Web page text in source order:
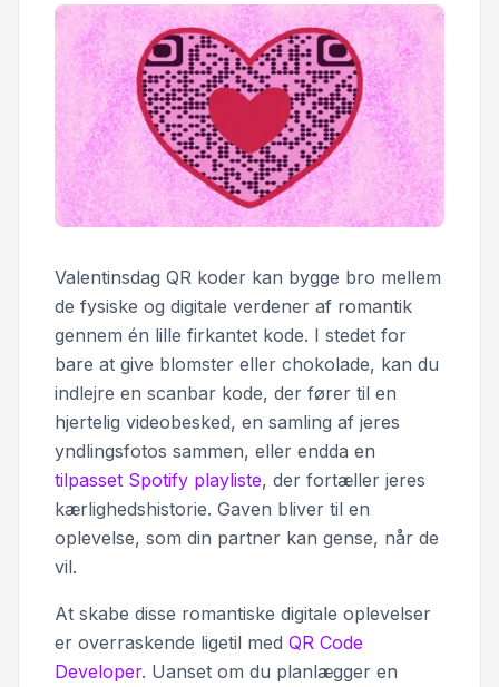
Valentinsdag QR koder kan bygge bro mellem
de fysiske og digitale verdener af romantik
gennem én lille firkantet kode. I stedet for
bare at give blomster eller chokolade, kan du
indlejre en scanbar kode, der fører til en
hjertelig videobesked, en samling af jeres
yndlingsfotos sammen, eller endda en
tilpasset Spotify playliste, der fortæller jeres
kærlighedshistorie. Gaven bliver til en
oplevelse, som din partner kan gense, når de
vil.
At skabe disse romantiske digitale oplevelser
er overraskende ligetil med QR Code
Developer. Uanset om du planlægger en